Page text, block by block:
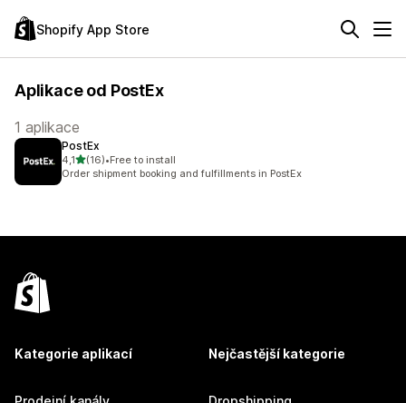
Shopify App Store
Aplikace od PostEx
1 aplikace
PostEx
4,1z 5 hvězd
(16)
Celkový počet recenzí: 16
•Free to install
Order shipment booking and fulfillments in PostEx
Kategorie aplikací Nejčastější kategorie